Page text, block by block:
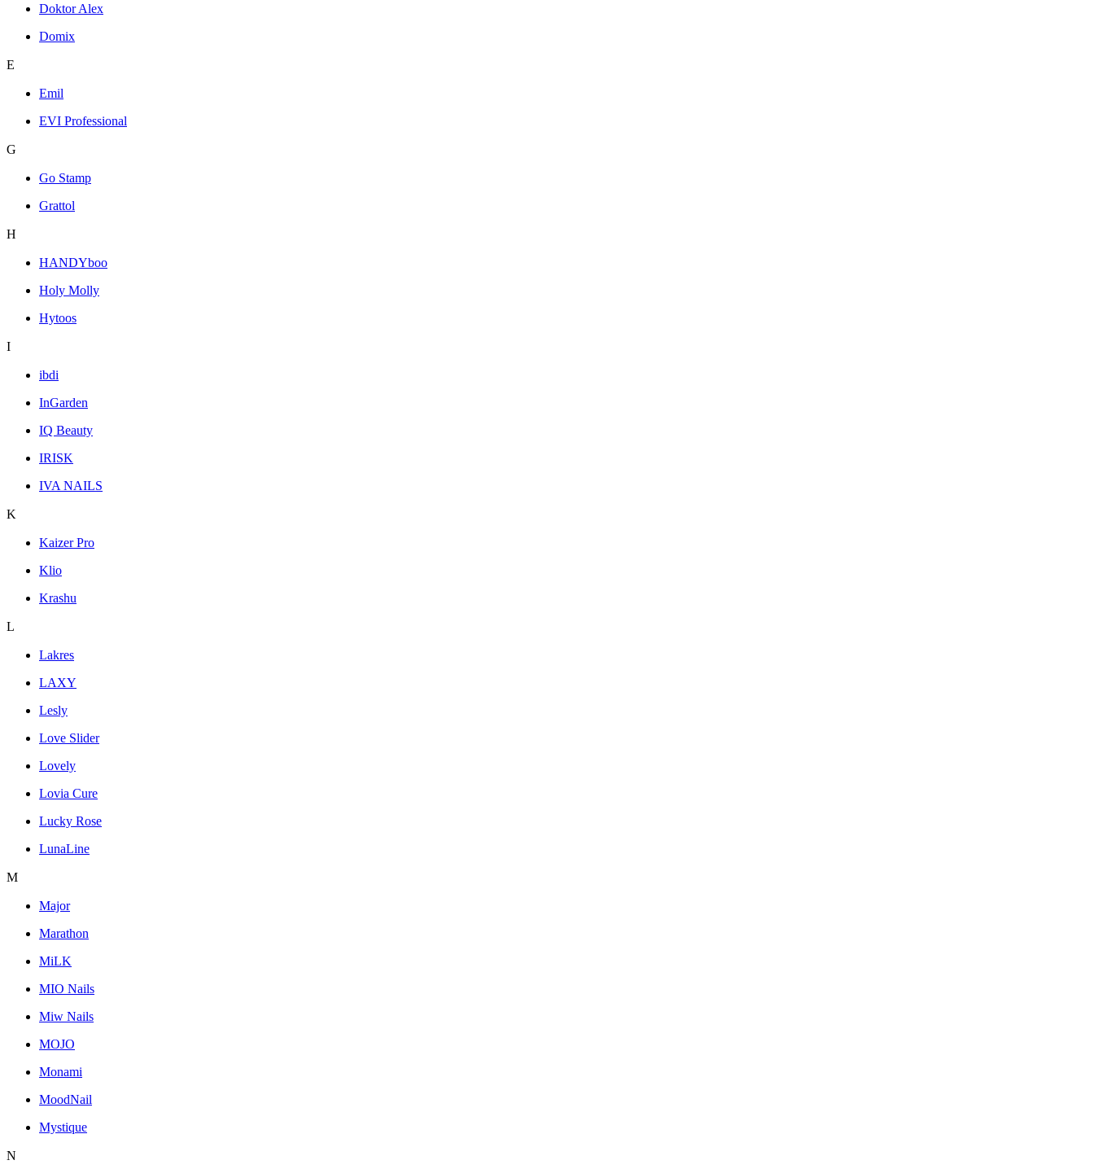
Doktor Alex
Domix
E
Emil
EVI Professional
G
Go Stamp
Grattol
H
HANDYboo
Holy Molly
Hytoos
I
ibdi
InGarden
IQ Beauty
IRISK
IVA NAILS
K
Kaizer Pro
Klio
Krashu
L
Lakres
LAXY
Lesly
Love Slider
Lovely
Lovia Cure
Lucky Rose
LunaLine
M
Major
Marathon
MiLK
MIO Nails
Miw Nails
MOJO
Monami
MoodNail
Mystique
N